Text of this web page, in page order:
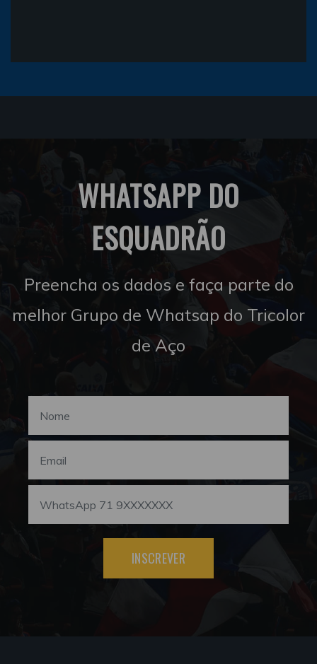
WHATSAPP DO
ESQUADRÃO
Preencha os dados e faça parte do
melhor Grupo de Whatsap do Tricolor
de Aço
INSCREVER